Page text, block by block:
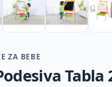
ZA BEBE
Tabla